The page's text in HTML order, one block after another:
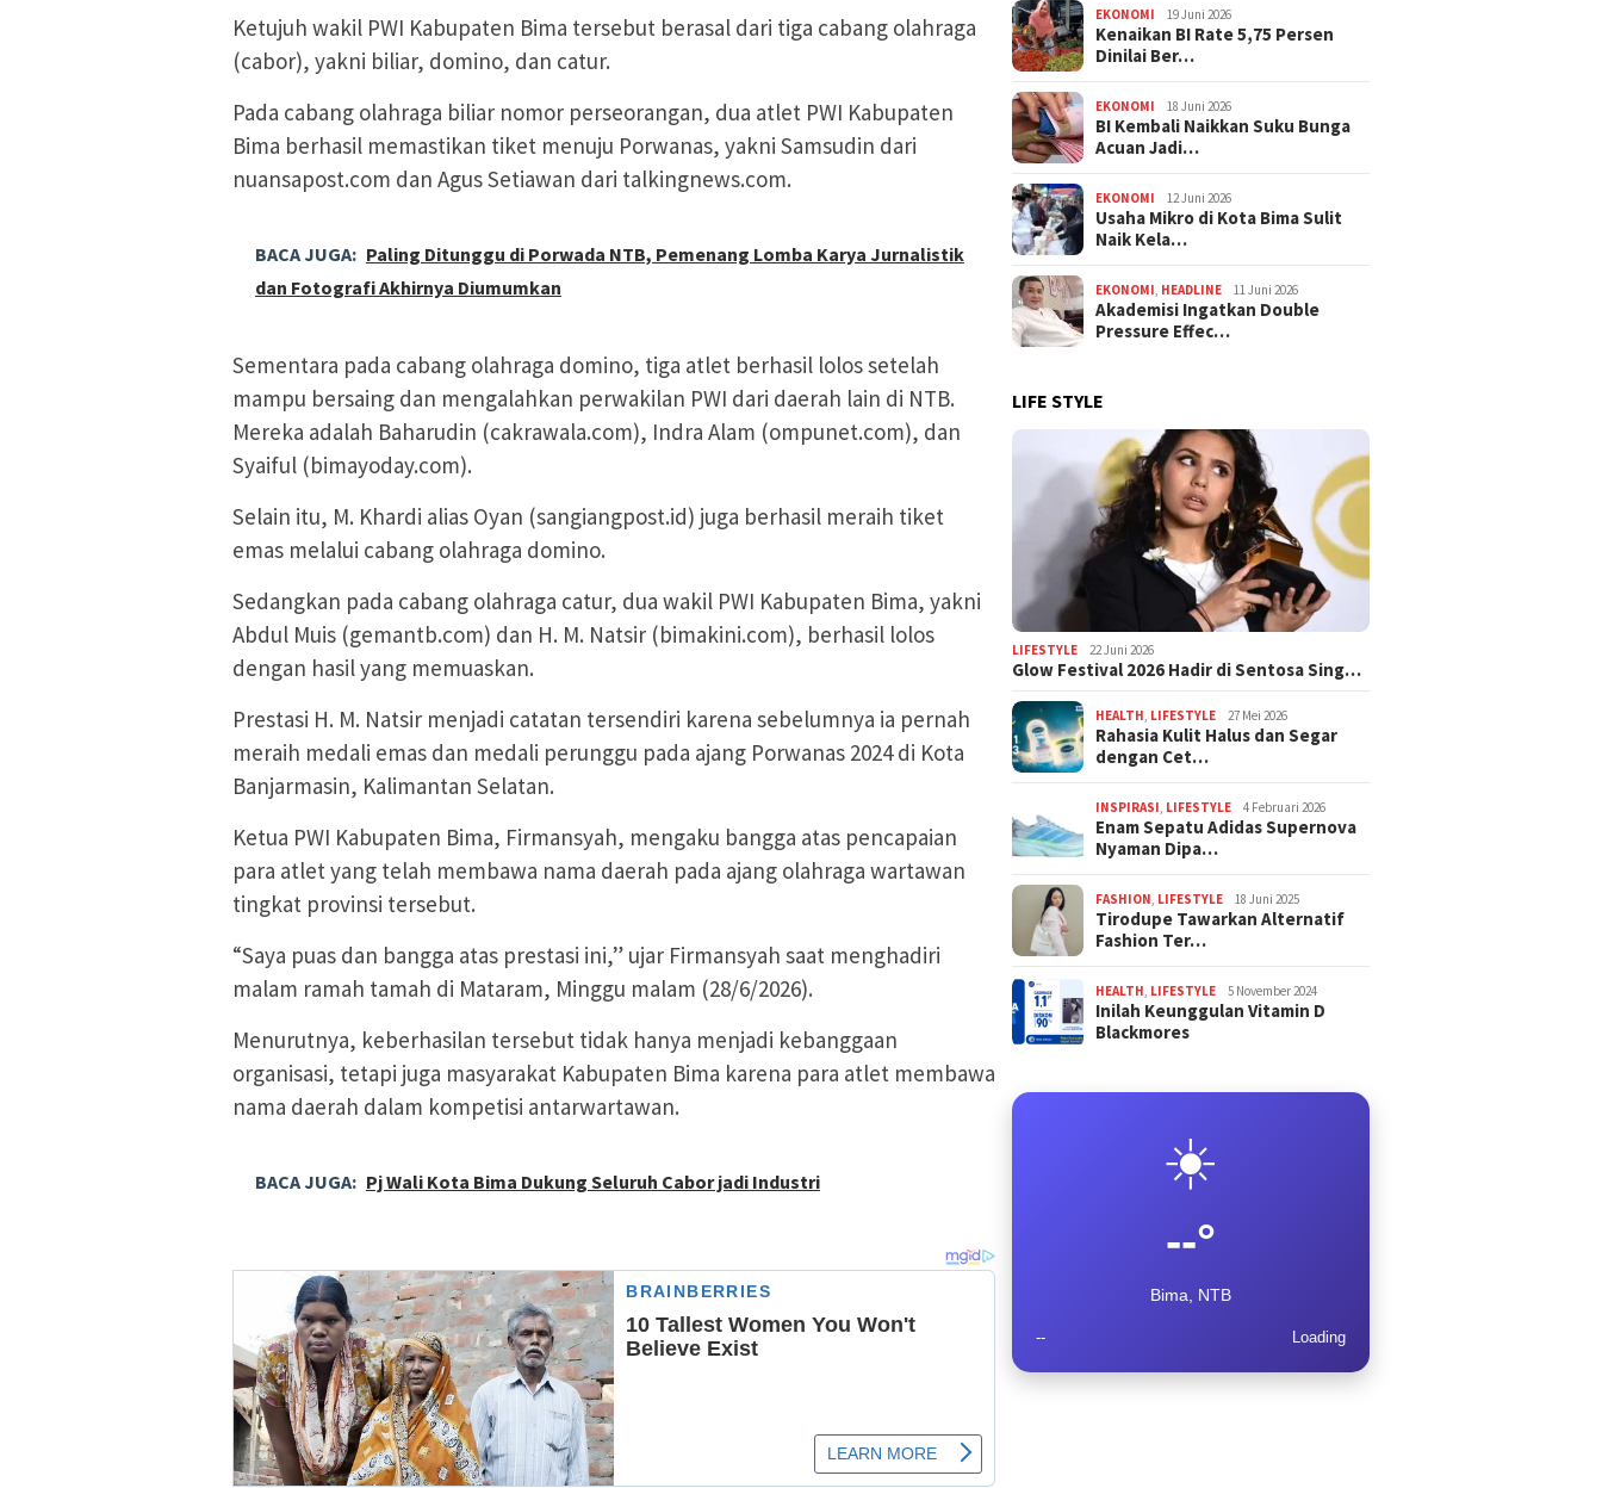
Ketujuh wakil PWI Kabupaten Bima tersebut berasal dari tiga cabang olahraga
(cabor), yakni biliar, domino, dan catur.
Pada cabang olahraga biliar nomor perseorangan, dua atlet PWI Kabupaten
Bima berhasil memastikan tiket menuju Porwanas, yakni Samsudin dari
nuansapost.com dan Agus Setiawan dari talkingnews.com.
BACA JUGA: Paling Ditunggu di Porwada NTB, Pemenang Lomba Karya Jurnalistik
dan Fotografi Akhirnya Diumumkan
Sementara pada cabang olahraga domino, tiga atlet berhasil lolos setelah
mampu bersaing dan mengalahkan perwakilan PWI dari daerah lain di NTB.
Mereka adalah Baharudin (cakrawala.com), Indra Alam (ompunet.com), dan
Syaiful (bimayoday.com).
Selain itu, M. Khardi alias Oyan (sangiangpost.id) juga berhasil meraih tiket
emas melalui cabang olahraga domino.
Sedangkan pada cabang olahraga catur, dua wakil PWI Kabupaten Bima, yakni
Abdul Muis (gemantb.com) dan H. M. Natsir (bimakini.com), berhasil lolos
dengan hasil yang memuaskan.
Prestasi H. M. Natsir menjadi catatan tersendiri karena sebelumnya ia pernah
meraih medali emas dan medali perunggu pada ajang Porwanas 2024 di Kota
Banjarmasin, Kalimantan Selatan.
Ketua PWI Kabupaten Bima, Firmansyah, mengaku bangga atas pencapaian
para atlet yang telah membawa nama daerah pada ajang olahraga wartawan
tingkat provinsi tersebut.
“Saya puas dan bangga atas prestasi ini,” ujar Firmansyah saat menghadiri
malam ramah tamah di Mataram, Minggu malam (28/6/2026).
Menurutnya, keberhasilan tersebut tidak hanya menjadi kebanggaan
organisasi, tetapi juga masyarakat Kabupaten Bima karena para atlet membawa
nama daerah dalam kompetisi antarwartawan.
BACA JUGA: Pj Wali Kota Bima Dukung Seluruh Cabor jadi Industri
EKONOMI 19 Juni 2026
Kenaikan BI Rate 5,75 Persen
Dinilai Ber…
EKONOMI 18 Juni 2026
BI Kembali Naikkan Suku Bunga
Acuan Jadi…
EKONOMI 12 Juni 2026
Usaha Mikro di Kota Bima Sulit
Naik Kela…
EKONOMI, HEADLINE 11 Juni 2026
Akademisi Ingatkan Double
Pressure Effec…
LIFE STYLE
LIFESTYLE 22 Juni 2026
Glow Festival 2026 Hadir di Sentosa Sing…
HEALTH, LIFESTYLE 27 Mei 2026
Rahasia Kulit Halus dan Segar
dengan Cet…
INSPIRASI, LIFESTYLE 4 Februari 2026
Enam Sepatu Adidas Supernova
Nyaman Dipa…
FASHION, LIFESTYLE 18 Juni 2025
Tirodupe Tawarkan Alternatif
Fashion Ter…
HEALTH, LIFESTYLE 5 November 2024
Inilah Keunggulan Vitamin D
Blackmores
☀️
--°
Bima, NTB
-- Loading